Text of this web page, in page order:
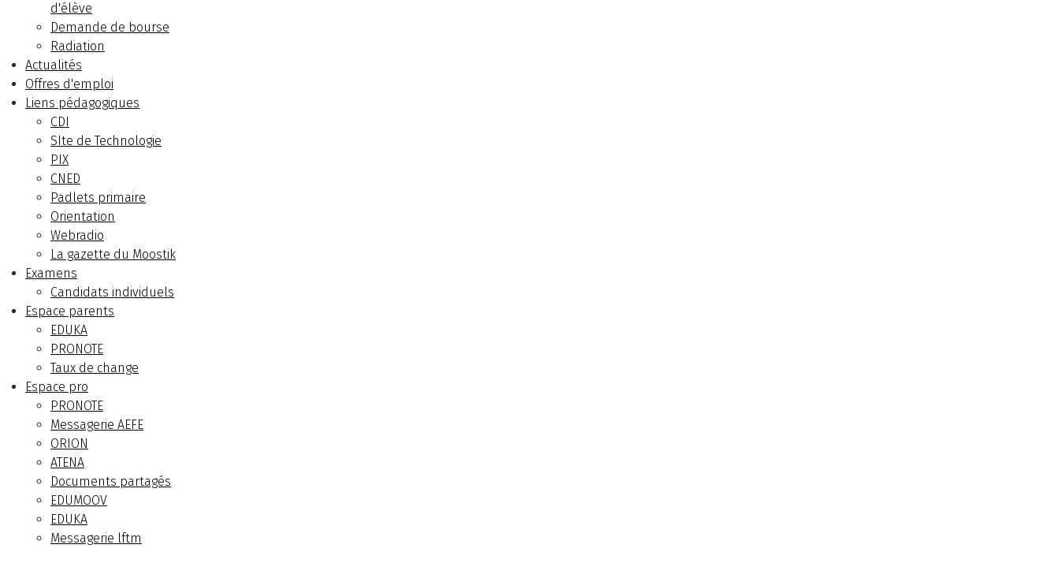
d'élève
Demande de bourse
Radiation
Actualités
Offres d'emploi
Liens pédagogiques
CDI
SIte de Technologie
PIX
CNED
Padlets primaire
Orientation
Webradio
La gazette du Moostik
Examens
Candidats individuels
Espace parents
EDUKA
PRONOTE
Taux de change
Espace pro
PRONOTE
Messagerie AEFE
ORION
ATENA
Documents partagés
EDUMOOV
EDUKA
Messagerie lftm